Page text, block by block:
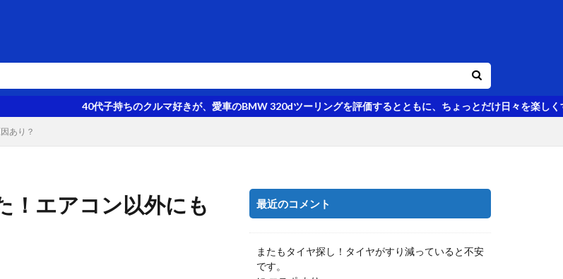
40代子持ちのクルマ好きが、愛車のBMW 320dツーリングを評価するとともに、ちょっとだけ日々を楽しくするクルマの
あり？
！エアコン以外にも
最近のコメント
またもタイヤ探し！タイヤがすり減っていると不安
です。